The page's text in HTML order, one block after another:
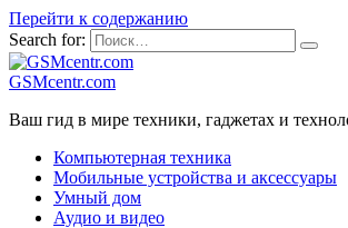
Перейти к содержанию
Search for:
GSMcentr.com
Ваш гид в мире техники, гаджетах и
Компьютерная техника
Мобильные устройства и аксессуары
Умный дом
Аудио и видео